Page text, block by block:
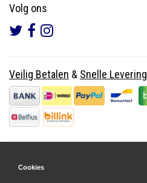
Volg ons
Veilig Betalen & Snelle Levering
Cookies